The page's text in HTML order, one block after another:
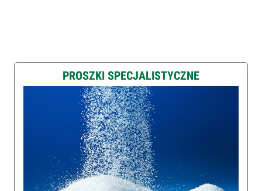
PROSZKI SPECJALISTYCZNE